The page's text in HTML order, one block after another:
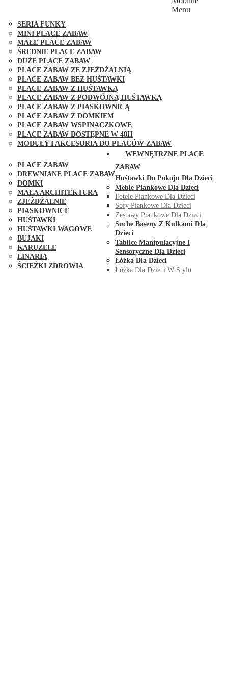
SERIA FUNKY
MINI PLACE ZABAW
MAŁE PLACE ZABAW
ŚREDNIE PLACE ZABAW
DUŻE PLACE ZABAW
PLACE ZABAW ZE ZJEŻDŻALNIĄ
PLACE ZABAW BEZ HUŚTAWKI
PLACE ZABAW Z HUŚTAWKĄ
PLACE ZABAW Z PODWÓJNĄ HUŚTAWKĄ
PLACE ZABAW Z PIASKOWNICĄ
PLACE ZABAW Z DOMKIEM
PLACE ZABAW WSPINACZKOWE
PLACE ZABAW DOSTĘPNE W 48H
MODUŁY I AKCESORIA DO PLACÓW ZABAW
PLACE ZABAW
DREWNIANE PLACE ZABAW
DOMKI
MAŁA ARCHITEKTURA
ZJEŻDŻALNIE
PIASKOWNICE
HUŚTAWKI
HUŚTAWKI WAGOWE
BUJAKI
KARUZELE
LINARIA
ŚCIEŻKI ZDROWIA
Menu
WEWNĘTRZNE PLACE
ZABAW
Huśtawki Do Pokoju Dla Dzieci
Meble Piankowe Dla Dzieci
Fotele Piankowe Dla Dzieci
Sofy Piankowe Dla Dzieci
Zestawy Piankowe Dla Dzieci
Suche Baseny Z Kulkami Dla
Dzieci
Tablice Manipulacyjne I
Sensoryczne Dla Dzieci
Łóżka Dla Dzieci
Łóżka Dla Dzieci W Stylu